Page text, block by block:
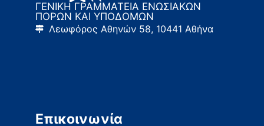
ΓΕΝΙΚΗ ΓΡΑΜΜΑΤΕΙΑ ΕΝΩΣΙΑΚΩΝ
ΠΟΡΩΝ ΚΑΙ ΥΠΟΔΟΜΩΝ
Λεωφόρος Αθηνών 58, 10441 Αθήνα
Επικοινωνία